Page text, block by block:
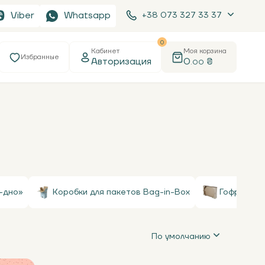
Viber Whatsapp +38 073 327 33 37
Избранные
Кабинет
Авторизация
0
Моя корзина
0.00 ₴
дно» Коробки для пакетов Bag-in-Box
По умолчанию